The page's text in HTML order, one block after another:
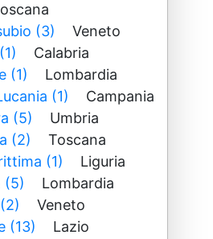
(3)
Veneto
Calabria
(1)
Lombardia
(1)
Campania
(5)
Umbria
(2)
Toscana
(1)
Liguria
(5)
Lombardia
Veneto
(13)
Lazio